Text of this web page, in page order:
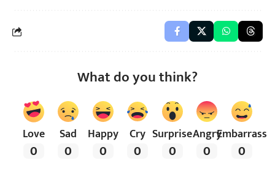
What do you think?
Love
0
Sad
0
Happy
0
Cry
0
Surprise
0
Angry
0
Embarrass
0